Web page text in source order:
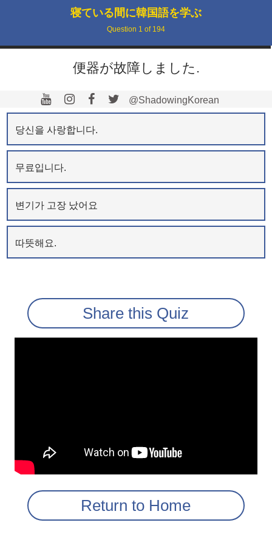
寝ている間に韓国語を学ぶ
Question 1 of 194
便器が故障しました.
@ShadowingKorean
당신을 사랑합니다.
무료입니다.
변기가 고장 났어요
따뜻해요.
Share this Quiz
Return to Home